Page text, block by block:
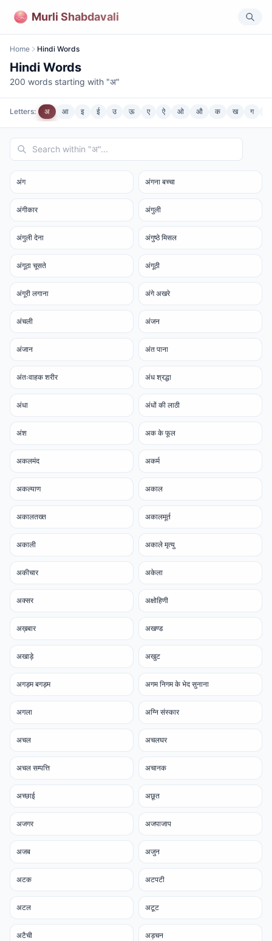
Murli Shabdavali
Home Hindi Words
Hindi Words
200 words starting with "अ"
Letters: अ आ इ ई उ ऊ ए ऐ ओ औ क ख ग
अंग अंगना बच्चा
अंगीकार अंगुली
अंगुली देना अंगुष्ठे मिसल
अंगूठा चूसते अंगूठी
अंगूरी लगाना अंगे अखरे
अंचली अंजन
अंजान अंत पाना
अंतःवाहक शरीर अंध श्रद्धा
अंधा अंधों की लाठी
अंश अक के फूल
अकलमंद अकर्म
अकल्याण अकाल
अकालतख्त अकालमूर्त
अकाली अकाले मृत्यु
अकीचार अकेला
अक्सर अक्षोहिणी
अख़बार अखण्ड
अखाड़े अखुट
अगड़म बगड़म अगम निगम के भेद सुनाना
अगला अग्नि संस्कार
अचल अचलघर
अचल सम्पत्ति अचानक
अच्छाई अछूत
अजगर अजपाजाप
अजब अजुन
अटक अटपटी
अटल अटूट
अटैची अड़चन